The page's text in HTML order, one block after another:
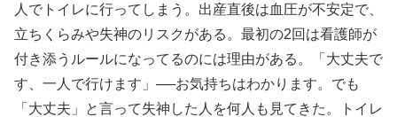
人でトイレに行ってしまう。出産直後は血圧が不安定で、
立ちくらみや失神のリスクがある。最初の2回は看護師が
付き添うルールになってるのには理由がある。「大丈夫で
す、一人で行けます」──お気持ちはわかります。でも
「大丈夫」と言って失神した人を何人も見てきた。トイレ